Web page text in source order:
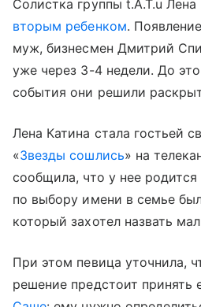
Солистка группы t.A.T.u Лена
вторым ребенком.
муж, бизнесмен Дмитрий
уже через 3-4 недели. До
события они решили
Лена Катина стала гостьей
«Звезды сошлись» на
сообщила, что у нее
по выбору имени в семье
который захотел назвать
При этом певица уточнила,
решение предстоит принять